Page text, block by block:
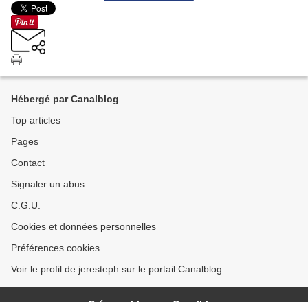
Hébergé par Canalblog
Top articles
Pages
Contact
Signaler un abus
C.G.U.
Cookies et données personnelles
Préférences cookies
Voir le profil de jeresteph sur le portail Canalblog